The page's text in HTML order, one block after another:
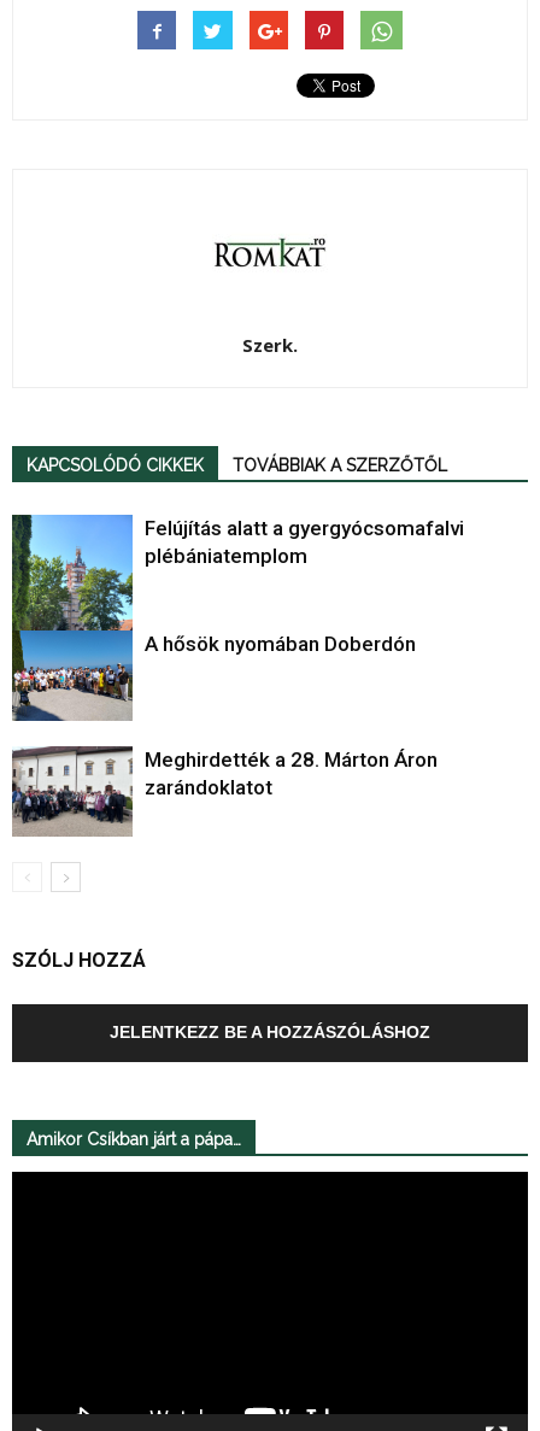
Szerk.
KAPCSOLÓDÓ CIKKEK TOVÁBBIAK A SZERZŐTŐL
Felújítás alatt a gyergyócsomafalvi
plébániatemplom
A hősök nyomában Doberdón
Meghirdették a 28. Márton Áron
zarándoklatot
SZÓLJ HOZZÁ
JELENTKEZZ BE A HOZZÁSZÓLÁSHOZ
Amikor Csíkban járt a pápa…